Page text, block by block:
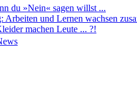
du »Nein« sagen willst ...
Arbeiten und Lernen wachsen
machen Leute ... ?!